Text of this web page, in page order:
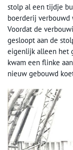
stolp al een tijdje
boerderij verbouwd
Voordat de
gesloopt aan de
eigenlijk alleen het
kwam een flinke
nieuw gebouwd